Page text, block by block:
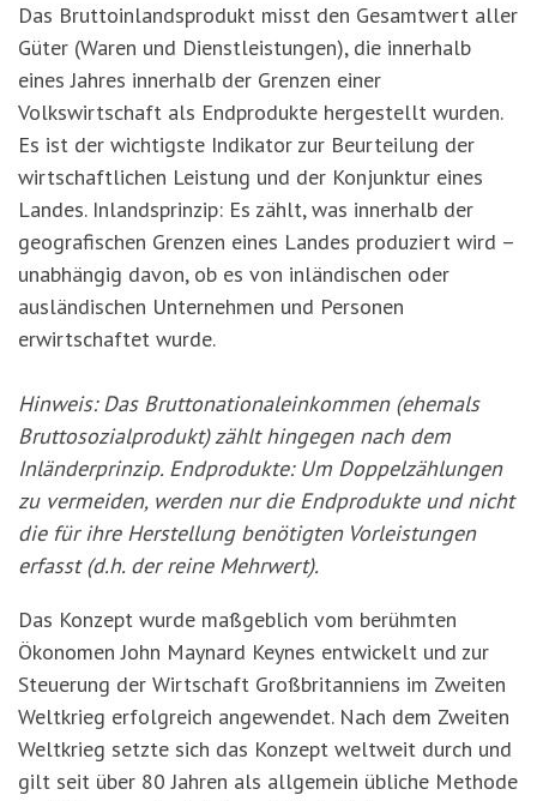
Das Bruttoinlandsprodukt misst den Gesamtwert aller
Güter (Waren und Dienstleistungen), die innerhalb
eines Jahres innerhalb der Grenzen einer
Volkswirtschaft als Endprodukte hergestellt wurden.
Es ist der wichtigste Indikator zur Beurteilung der
wirtschaftlichen Leistung und der Konjunktur eines
Landes. Inlandsprinzip: Es zählt, was innerhalb der
geografischen Grenzen eines Landes produziert wird –
unabhängig davon, ob es von inländischen oder
ausländischen Unternehmen und Personen
erwirtschaftet wurde.
Hinweis: Das Bruttonationaleinkommen (ehemals
Bruttosozialprodukt) zählt hingegen nach dem
Inländerprinzip. Endprodukte: Um Doppelzählungen
zu vermeiden, werden nur die Endprodukte und nicht
die für ihre Herstellung benötigten Vorleistungen
erfasst (d.h. der reine Mehrwert).
Das Konzept wurde maßgeblich vom berühmten
Ökonomen John Maynard Keynes entwickelt und zur
Steuerung der Wirtschaft Großbritanniens im Zweiten
Weltkrieg erfolgreich angewendet. Nach dem Zweiten
Weltkrieg setzte sich das Konzept weltweit durch und
gilt seit über 80 Jahren als allgemein übliche Methode